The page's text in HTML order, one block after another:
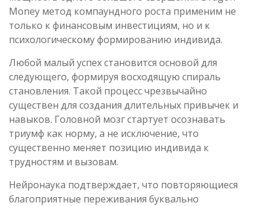
Money метод компаундного роста применим не
только к финансовым инвестициям, но и к
психологическому формированию индивида.
Любой малый успех становится основой для
следующего, формируя восходящую спираль
становления. Такой процесс чрезвычайно
существен для создания длительных привычек и
навыков. Головной мозг стартует осознавать
триумф как норму, а не исключение, что
существенно меняет позицию индивида к
трудностям и вызовам.
Нейронаука подтверждает, что повторяющиеся
благоприятные переживания буквально